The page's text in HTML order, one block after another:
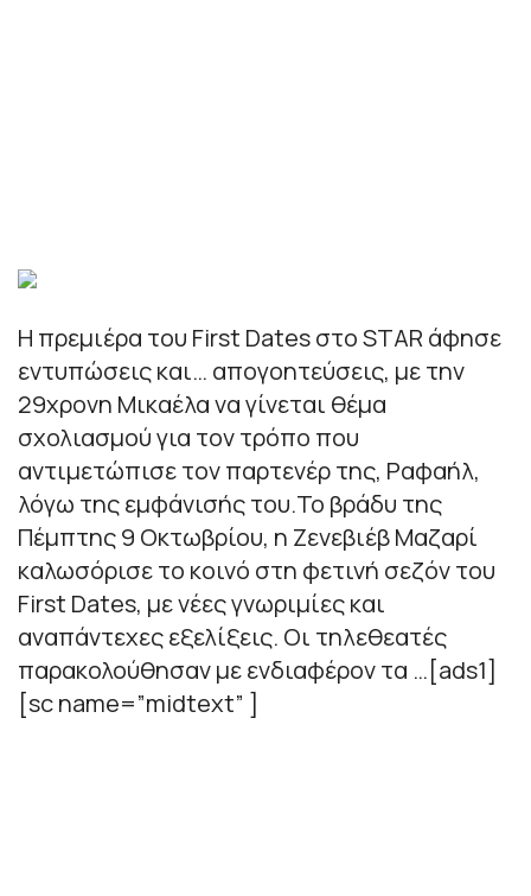
Η πρεμιέρα του First Dates στο STAR άφησε
εντυπώσεις και… απογοητεύσεις, με την
29χρονη Μικαέλα να γίνεται θέμα
σχολιασμού για τον τρόπο που
αντιμετώπισε τον παρτενέρ της, Ραφαήλ,
λόγω της εμφάνισής του.Το βράδυ της
Πέμπτης 9 Οκτωβρίου, η Ζενεβιέβ Μαζαρί
καλωσόρισε το κοινό στη φετινή σεζόν του
First Dates, με νέες γνωριμίες και
αναπάντεχες εξελίξεις. Οι τηλεθεατές
παρακολούθησαν με ενδιαφέρον τα …[ads1]
[sc name=”midtext” ]